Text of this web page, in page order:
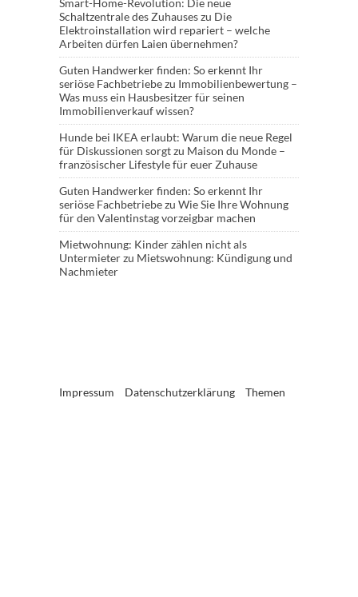
Smart-Home-Revolution: Die neue
Schaltzentrale des Zuhauseszu Die
Elektroinstallation wird repariert – welche
Arbeiten dürfen Laien übernehmen?
Guten Handwerker finden: So erkennt Ihr
seriöse Fachbetriebezu Immobilienbewertung –
Was muss ein Hausbesitzer für seinen
Immobilienverkauf wissen?
Hunde bei IKEA erlaubt: Warum die neue Regel
für Diskussionen sorgtzu Maison du Monde –
französischer Lifestyle für euer Zuhause
Guten Handwerker finden: So erkennt Ihr
seriöse Fachbetriebezu Wie Sie Ihre Wohnung
für den Valentinstag vorzeigbar machen
Mietwohnung: Kinder zählen nicht als
Untermieterzu Mietswohnung: Kündigung und
Nachmieter
Impressum Datenschutzerklärung Themen